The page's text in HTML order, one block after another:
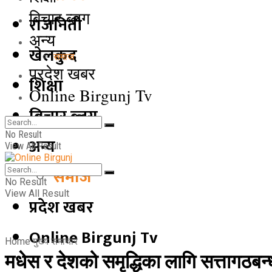
राजनिती
खेलकुद
शिक्षा
बिचार ब्लग
अन्य
समाज
प्रदेश खबर
Online Birgunj Tv
बिचार ब्लग
अन्य
समाज
प्रदेश खबर
Online Birgunj Tv
No Result
View All Result
No Result
View All Result
Home मुख्य समाचार
मधेस र देशको समृद्धिका लागि